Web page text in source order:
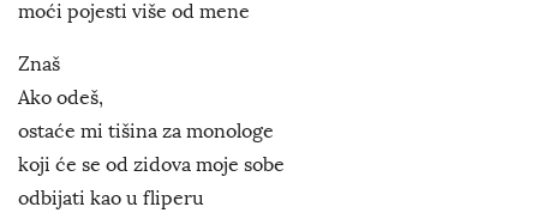
moći pojesti više od mene
Znaš
Ako odeš,
ostaće mi tišina za monologe
koji će se od zidova moje sobe
odbijati kao u fliperu